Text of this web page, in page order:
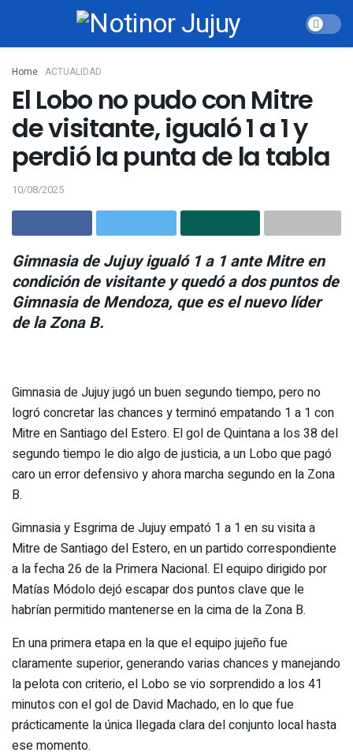
Home ACTUALIDAD
El Lobo no pudo con Mitre
de visitante, igualó 1 a 1 y
perdió la punta de la tabla
10/08/2025
Gimnasia de Jujuy igualó 1 a 1 ante Mitre en
condición de visitante y quedó a dos puntos de
Gimnasia de Mendoza, que es el nuevo líder
de la Zona B.
Gimnasia de Jujuy jugó un buen segundo tiempo, pero no
logró concretar las chances y terminó empatando 1 a 1 con
Mitre en Santiago del Estero. El gol de Quintana a los 38 del
segundo tiempo le dio algo de justicia, a un Lobo que pagó
caro un error defensivo y ahora marcha segundo en la Zona
B.
Gimnasia y Esgrima de Jujuy empató 1 a 1 en su visita a
Mitre de Santiago del Estero, en un partido correspondiente
a la fecha 26 de la Primera Nacional. El equipo dirigido por
Matías Módolo dejó escapar dos puntos clave que le
habrían permitido mantenerse en la cima de la Zona B.
En una primera etapa en la que el equipo jujeño fue
claramente superior, generando varias chances y manejando
la pelota con criterio, el Lobo se vio sorprendido a los 41
minutos con el gol de David Machado, en lo que fue
prácticamente la única llegada clara del conjunto local hasta
ese momento.